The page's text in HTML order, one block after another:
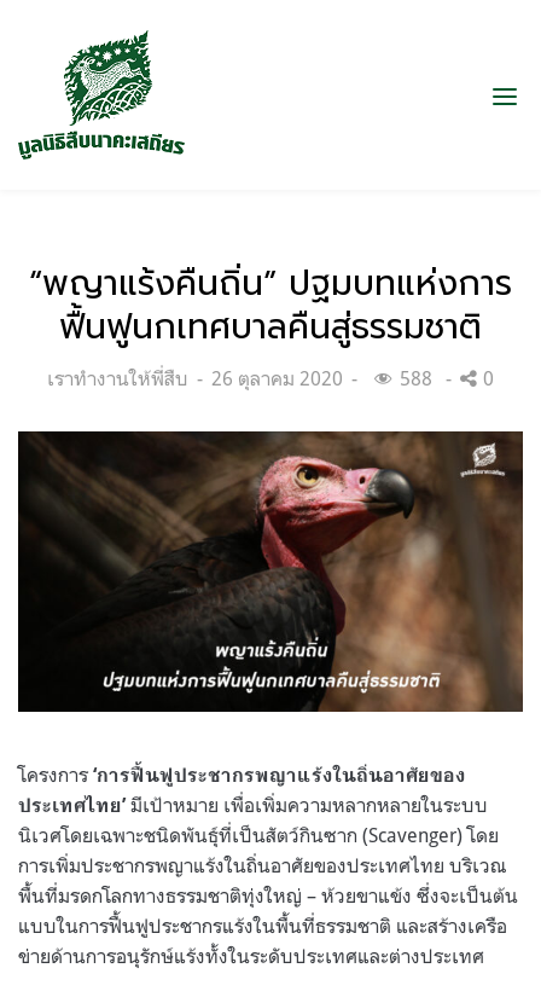
“พญาแร้งคืนถิ่น” ปฐมบทแห่งการ
ฟื้นฟูนกเทศบาลคืนสู่ธรรมชาติ
Categories:
เราทำงานให้พี่สืบ
Posted
26 ตุลาคม 2020 588 0
โครงการ ‘การฟื้นฟูประชากรพญาแร้งในถิ่นอาศัยของ
ประเทศไทย’มีเป้าหมาย เพื่อเพิ่มความหลากหลายในระบบ
นิเวศโดยเฉพาะชนิดพันธุ์ที่เป็นสัตว์กินซาก (Scavenger) โดย
การเพิ่มประชากรพญาแร้งในถิ่นอาศัยของประเทศไทย บริเวณ
พื้นที่มรดกโลกทางธรรมชาติทุ่งใหญ่ – ห้วยขาแข้ง ซึ่งจะเป็นต้น
แบบในการฟื้นฟูประชากรแร้งในพื้นที่ธรรมชาติ และสร้างเครือ
ข่ายด้านการอนุรักษ์แร้งทั้งในระดับประเทศและต่างประเทศ